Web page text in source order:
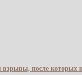
после которых